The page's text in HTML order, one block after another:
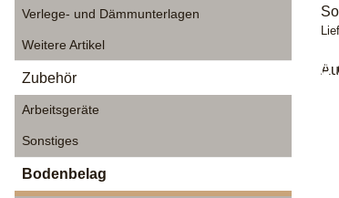
Verlege- und Dämmunterlagen
Weitere Artikel
Zubehör
Arbeitsgeräte
Sonstiges
Bodenbelag